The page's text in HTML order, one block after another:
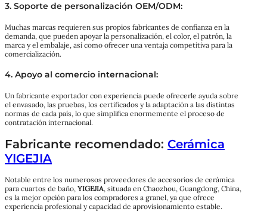
3. Soporte de personalización OEM/ODM:
Muchas marcas requieren sus propios fabricantes de confianza en la
demanda, que pueden apoyar la personalización, el color, el patrón, la
marca y el embalaje, así como ofrecer una ventaja competitiva para la
comercialización.
4. Apoyo al comercio internacional:
Un fabricante exportador con experiencia puede ofrecerle ayuda sobre
el envasado, las pruebas, los certificados y la adaptación a las distintas
normas de cada país, lo que simplifica enormemente el proceso de
contratación internacional.
Fabricante recomendado: Cerámica
YIGEJIA
Notable entre los numerosos proveedores de accesorios de cerámica
para cuartos de baño, YIGEJIA, situada en Chaozhou, Guangdong, China,
es la mejor opción para los compradores a granel, ya que ofrece
experiencia profesional y capacidad de aprovisionamiento estable.